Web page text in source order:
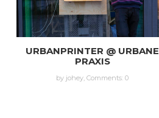
URBANPRINTER @ URBANE
PRAXIS
by johey,Comments: 0